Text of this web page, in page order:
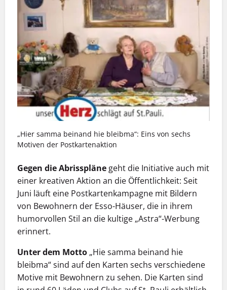
„Hier samma beinand hie bleibma“: Eins von sechs
Motiven der Postkartenaktion
Gegen die Abrisspläne geht die Initiative auch mit
einer kreativen Aktion an die Öffentlichkeit: Seit
Juni läuft eine Postkartenkampagne mit Bildern
von Bewohnern der Esso-Häuser, die in ihrem
humorvollen Stil an die kultige „Astra“-Werbung
erinnert.
Unter dem Motto „Hie samma beinand hie
bleibma“ sind auf den Karten sechs verschiedene
Motive mit Bewohnern zu sehen. Die Karten sind